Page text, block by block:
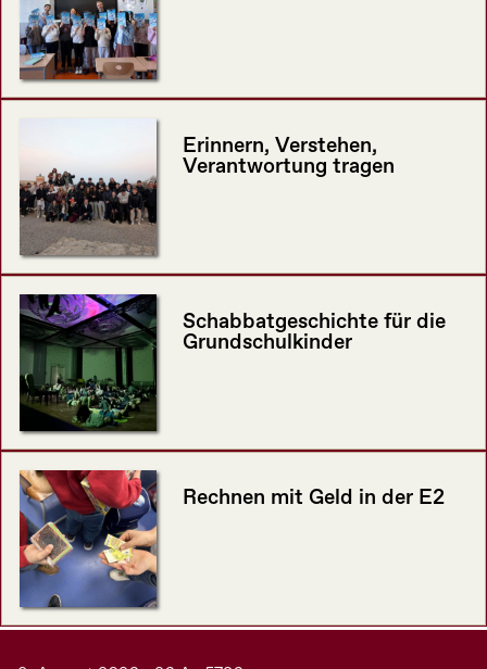
Erinnern, Verstehen,
Verantwortung tragen
Schabbatgeschichte für die
Grundschulkinder
Rechnen mit Geld in der E2